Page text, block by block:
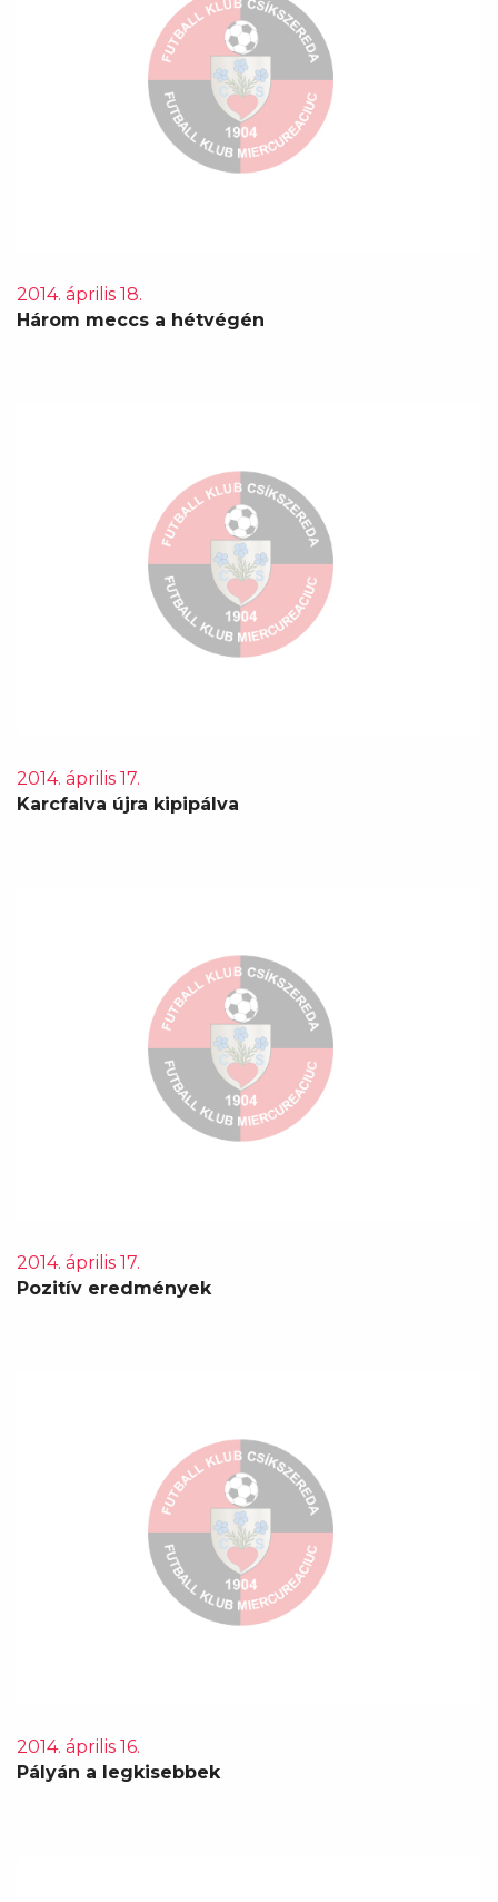
2014. április 18.
Három meccs a hétvégén
2014. április 17.
Karcfalva újra kipipálva
2014. április 17.
Pozitív eredmények
2014. április 16.
Pályán a legkisebbek